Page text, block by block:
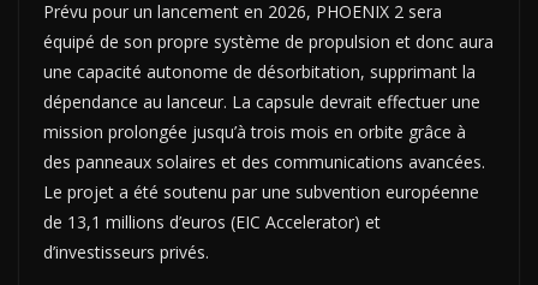
Prévu pour un lancement en 2026, PHOENIX 2 sera
équipé de son propre système de propulsion et donc aura
une capacité autonome de désorbitation, supprimant la
dépendance au lanceur. La capsule devrait effectuer une
mission prolongée jusqu’à trois mois en orbite grâce à
des panneaux solaires et des communications avancées.
Le projet a été soutenu par une subvention européenne
de 13,1 millions d’euros (EIC Accelerator) et
d’investisseurs privés.